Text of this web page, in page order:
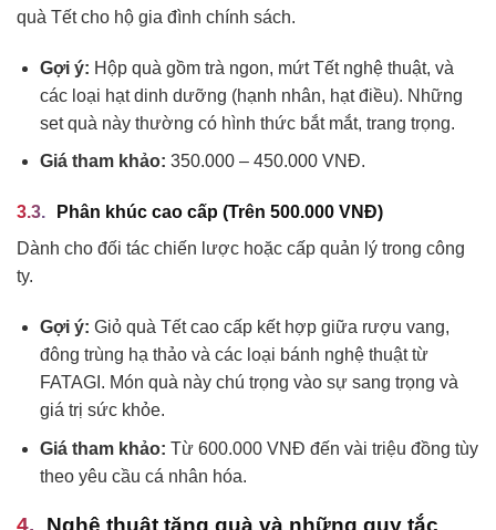
quà Tết cho hộ gia đình chính sách.
Gợi ý: Hộp quà gồm trà ngon, mứt Tết nghệ thuật, và
các loại hạt dinh dưỡng (hạnh nhân, hạt điều). Những
set quà này thường có hình thức bắt mắt, trang trọng.
Giá tham khảo: 350.000 – 450.000 VNĐ.
Phân khúc cao cấp (Trên 500.000 VNĐ)
Dành cho đối tác chiến lược hoặc cấp quản lý trong công
ty.
Gợi ý: Giỏ quà Tết cao cấp kết hợp giữa rượu vang,
đông trùng hạ thảo và các loại bánh nghệ thuật từ
FATAGI. Món quà này chú trọng vào sự sang trọng và
giá trị sức khỏe.
Giá tham khảo: Từ 600.000 VNĐ đến vài triệu đồng tùy
theo yêu cầu cá nhân hóa.